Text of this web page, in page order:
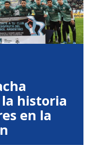
historia
en la